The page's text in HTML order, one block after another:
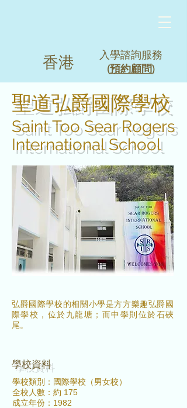
香港
入學諮詢服務
(預約顧問)
聖道弘爵國際學校
Saint Too Sear Rogers
International School
弘爵國際學校的相關小學是方方樂趣弘爵國
際學校，位於九龍塘；而中學則位於石硤
尾。
​學校資料
學校類別：國際學校（男女校）
全校人數：約 175
成立年份：1982